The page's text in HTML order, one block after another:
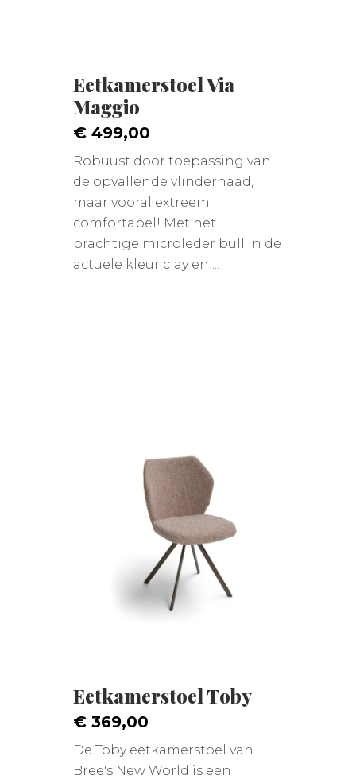
Eetkamerstoel Via
Maggio
€ 499,00
Robuust door toepassing van
de opvallende vlindernaad,
maar vooral extreem
comfortabel! Met het
prachtige microleder bull in de
actuele kleur clay en ...
Eetkamerstoel Toby
€ 369,00
De Toby eetkamerstoel van
Bree's New World is een